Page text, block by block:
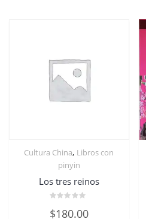
Cultura China, Libros con
pinyin
Los tres reinos
con
$180.00